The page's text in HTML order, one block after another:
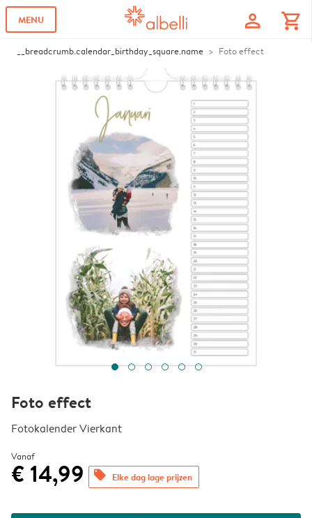
MENU profile shopping_cart
__breadcrumb.calendar_birthday_square.name Foto effect
Foto effect
Fotokalender Vierkant
Vanaf
€ 14,99 offers Elke dag lage prijzen